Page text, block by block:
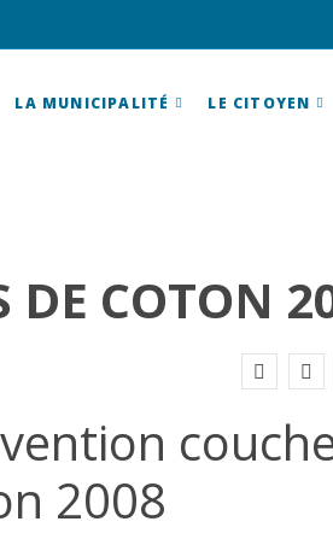
LA MUNICIPALITÉ LE CITOYEN
DE COTON
2008